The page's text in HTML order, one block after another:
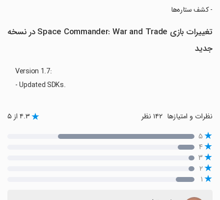
‏- کشف ستاره‌ها
تغییرات بازی Space Commander: War and Trade در نسخه
جدید
Version 1.7:
- Updated SDKs.
نظرات و امتیازها ۴.۳ از ۵
۵
۴
۳
۲
۱